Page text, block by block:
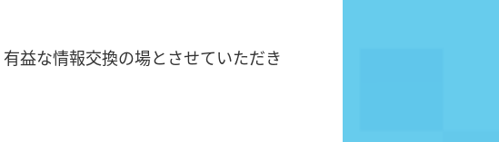
益な情報交換の場とさせていただき